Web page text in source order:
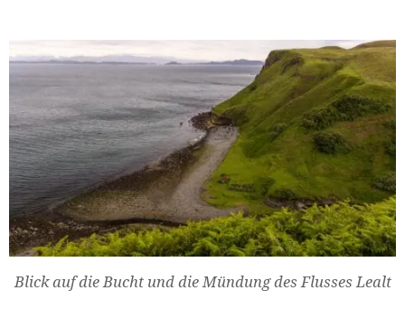
Blick auf die Bucht und die Mündung des Flusses Lealt